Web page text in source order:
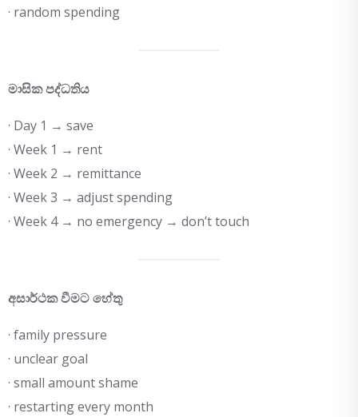
· random spending
මාසික පද්ධතිය
· Day 1 → save
· Week 1 → rent
· Week 2 → remittance
· Week 3 → adjust spending
· Week 4 → no emergency → don’t touch
අසාර්ථක වීමට හේතු
· family pressure
· unclear goal
· small amount shame
· restarting every month